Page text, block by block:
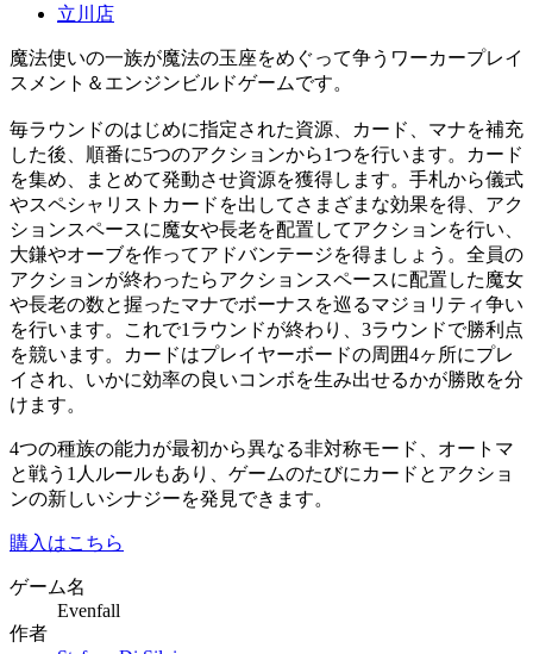
立川店
魔法使いの一族が魔法の玉座をめぐって争うワーカープレイ
スメント＆エンジンビルドゲームです。
毎ラウンドのはじめに指定された資源、カード、マナを補充
した後、順番に5つのアクションから1つを行います。カード
を集め、まとめて発動させ資源を獲得します。手札から儀式
やスペシャリストカードを出してさまざまな効果を得、アク
ションスペースに魔女や長老を配置してアクションを行い、
大鎌やオーブを作ってアドバンテージを得ましょう。全員の
アクションが終わったらアクションスペースに配置した魔女
や長老の数と握ったマナでボーナスを巡るマジョリティ争い
を行います。これで1ラウンドが終わり、3ラウンドで勝利点
を競います。カードはプレイヤーボードの周囲4ヶ所にプレ
イされ、いかに効率の良いコンボを生み出せるかが勝敗を分
けます。
4つの種族の能力が最初から異なる非対称モード、オートマ
と戦う1人ルールもあり、ゲームのたびにカードとアクショ
ンの新しいシナジーを発見できます。
購入はこちら
ゲーム名
Evenfall
作者